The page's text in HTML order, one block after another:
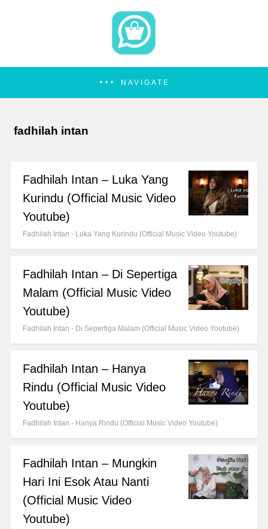
NAVIGATE
fadhilah intan
Fadhilah Intan – Luka Yang
Kurindu (Official Music Video
Youtube)
Fadhilah Intan - Luka Yang Kurindu (Official Music Video Youtube)
Fadhilah Intan – Di Sepertiga
Malam (Official Music Video
Youtube)
Fadhilah Intan - Di Sepertiga Malam (Official Music Video Youtube)
Fadhilah Intan – Hanya
Rindu (Official Music Video
Youtube)
Fadhilah Intan - Hanya Rindu (Official Music Video Youtube)
Fadhilah Intan – Mungkin
Hari Ini Esok Atau Nanti
(Official Music Video
Youtube)